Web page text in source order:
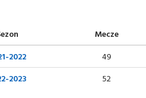
Mecze
2022
49
2023
52